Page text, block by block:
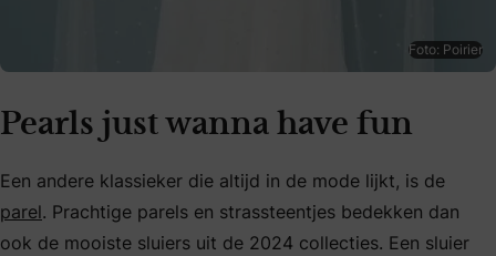
Foto: Poirier
Pearls just wanna have fun
Een andere klassieker die altijd in de mode lijkt, is de
parel. Prachtige parels en strassteentjes bedekken dan
ook de mooiste sluiers uit de 2024 collecties. Een sluier